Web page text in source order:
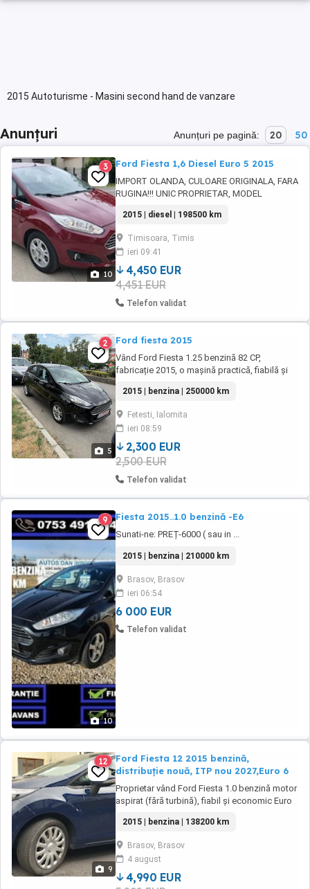
2015 Autoturisme - Masini second hand de vanzare
Anunțuri Anunțuri pe pagină: 20 50
10
3 Ford Fiesta 1,6 Diesel Euro 5 2015
IMPORT OLANDA, CULOARE ORIGINALA, FARA
RUGINA!!! UNIC PROPRIETAR, MODEL
DIESEL, EURO 5 consum 4,2%, NAVIGATIE
MARE ORIGINALA,CLIMATRONIC, FULL
ELECTRIC, PARKTRONIC SPATE CU AFISAJ
BORD,KEY LETS GO,ENTRY, PILOT
AUTOMAT,START STOP, SENZORI PLOAIE SI
LUMINI, VOLAN REGLABIL ...
2015 | diesel | 198500 km
Timisoara, Timis
ieri 09:41
4,450 EUR
4,451 EUR
Telefon validat
5
2 Ford fiesta 2015
Vând Ford Fiesta 1.25 benzină 82 CP,
fabricație 2015, o mașină practică, fiabilă și
natural recunoscut pentru consumul redus și
întreținerea accesibilă. Mașina se prezintă
foarte bine atât estetic, cât și mecanic,
rulează impecabil, fără martori aprinși în bord
...
2015 | benzina | 250000 km
Fetesti, Ialomita
ieri 08:59
2,300 EUR
2,500 EUR
Telefon validat
10
9 Fiesta 2015..1.0 benzină -E6
Sunati-ne: PREȚ-6000 ( sau in ...
2015 | benzina | 210000 km
Brasov, Brasov
ieri 06:54
6 000 EUR
Telefon validat
9
12
Ford Fiesta 12 2015 benzină,
distribuție nouă, ITP nou 2027,Euro 6
Proprietar vând Ford Fiesta 1.0 benzină motor
aspirat (fără turbină), fiabil și economic Euro
ideală naveta oraș sau drumuri lungi Mașină
întreținută, al doilea proprietar Stare tehnică
foarte bună, nu necesită nici o investiție *Kit
Distribuție +pompă apă schimbate *Curea ...
2015 | benzina | 138200 km
Brasov, Brasov
4 august
4,990 EUR